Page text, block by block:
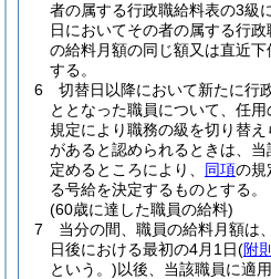
者の属する行政職給料表の3級
日においてその者の属する行
の給料月額の同じ額又は直近
する。
6
切替日以降において新たに行
ととなった職員について、任
規定により職務の級を切り替
があると認められるときは、
定めるところにより、 同項の規
る号給を決定するものとする。
(60歳に達した職員の給料)
7
当分の間、職員の給料月額は
日後における最初の4月1日(附
という。)以後、当該職員に適